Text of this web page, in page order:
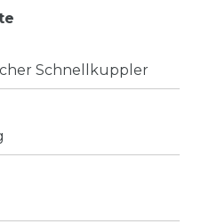
Schnellkuppler